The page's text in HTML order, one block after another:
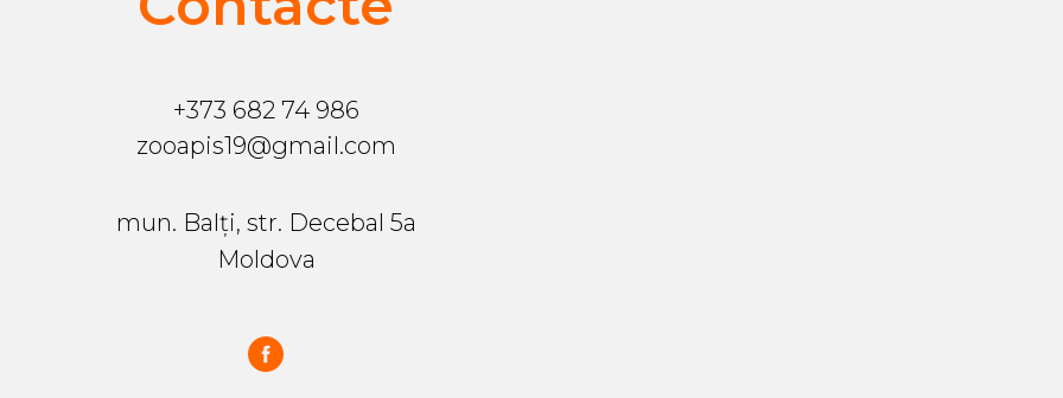
+373 682 74 986
zooapis19@gmail.com
mun. Balți, str. Decebal 5a
Moldova